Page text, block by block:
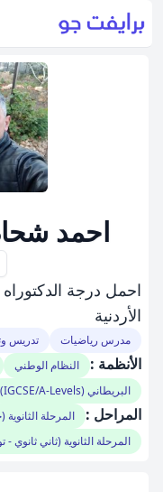
احمد
احمل درجة
الأردنية
مدرس رياضيات تدريس
الأنظمة : النظام الوطني
البريطاني (IGCSE/A-Levels)
المراحل :
المرحلة
المرحلة الثانوية (ثاني ثانوي